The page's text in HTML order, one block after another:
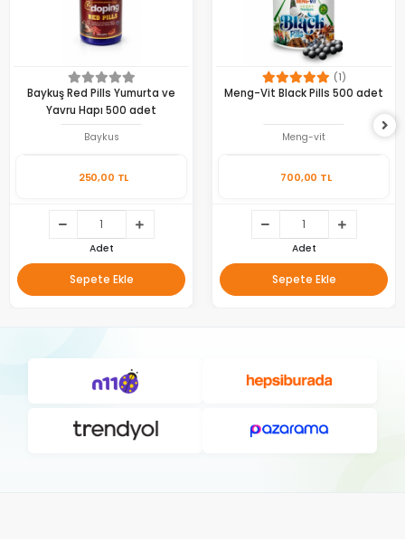
Baykuş Red Pills Yumurta ve
Yavru Hapı 500 adet
Baykus
250,00 TL
Adet
Sepete Ekle
(1)
Meng-Vit Black Pills 500 adet
Meng-vit
700,00 TL
Adet
Sepete Ekle